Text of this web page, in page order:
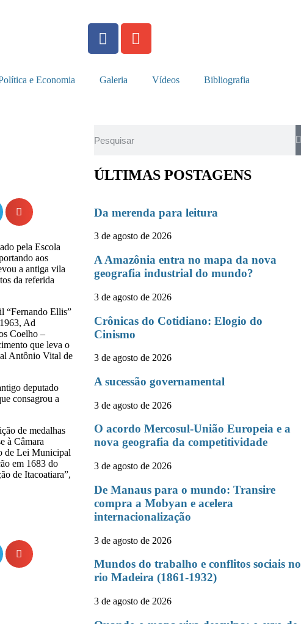
e Economia Galeria Vídeos Bibliografia
pela Escola
aos
a antiga vila
da referida
“Fernando Ellis”
Ad
Coelho –
que leva o
Antônio Vital de
deputado
consagrou a
de medalhas
à Câmara
de Lei Municipal
em 1683 do
de Itacoatiara”,
ÚLTIMAS POSTAGENS
Da merenda para leitura
3 de agosto de 2026
A Amazônia entra no mapa da nova
geografia industrial do mundo?
3 de agosto de 2026
Crônicas do Cotidiano: Elogio do
Cinismo
3 de agosto de 2026
A sucessão governamental
3 de agosto de 2026
O acordo Mercosul-União Europeia e a
nova geografia da competitividade
3 de agosto de 2026
De Manaus para o mundo: Transire
compra a Mobyan e acelera
internacionalização
3 de agosto de 2026
Mundos do trabalho e conflitos sociais no
rio Madeira (1861-1932)
3 de agosto de 2026